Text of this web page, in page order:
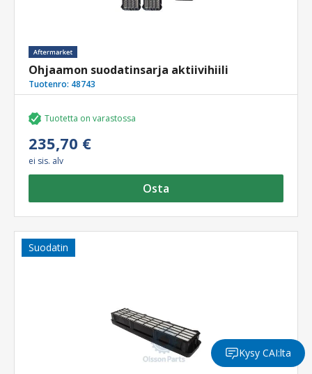
Ohjaamon suodatinsarja aktiivihiili
Tuotenro: 48743
Tuotetta on varastossa
235,70 €
ei sis. alv
Osta
Suodatin
Kysy CAI:lta